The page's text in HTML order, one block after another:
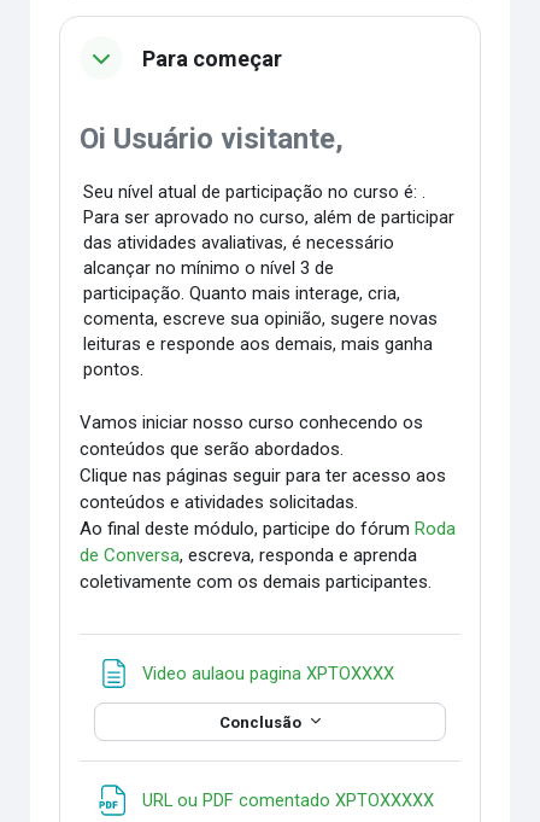
Para começar
Oi Usuário visitante,
Seu nível atual de participação no curso é: .
Para ser aprovado no curso, além de participar
das atividades avaliativas, é necessário
alcançar no mínimo o nível 3 de
participação. Quanto mais interage, cria,
comenta, escreve sua opinião, sugere novas
leituras e responde aos demais, mais ganha
pontos.
Vamos iniciar nosso curso conhecendo os
conteúdos que serão abordados.
Clique nas páginas seguir para ter acesso aos
conteúdos e atividades solicitadas.
Ao final deste módulo, participe do fórumRoda
de Conversa, escreva, responda e aprenda
coletivamente com os demais participantes.
Video aulaou pagina XPTOXXXXPágina
Conclusão
URL ou PDF comentado XPTOXXXXX